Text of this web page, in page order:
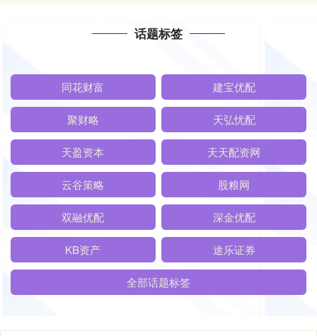
话题标签
同花财富 建宝优配
聚财略 天弘忧配
天盈资本 天天配资网
云谷策略 股粮网
双融优配 深金优配
KB资产 途乐证券
全部话题标签